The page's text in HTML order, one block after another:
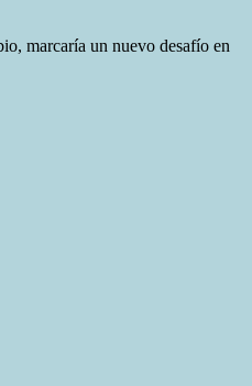
marcaría un nuevo desafío en